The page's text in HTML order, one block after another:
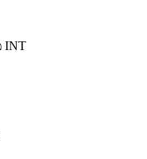
מדעי המחשב, לימודי תעודה, בוגר, מכללת INT